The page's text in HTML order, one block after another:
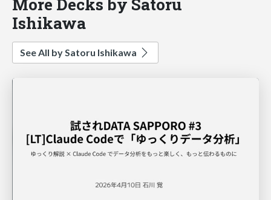
Ishikawa
See All by Satoru Ishikawa